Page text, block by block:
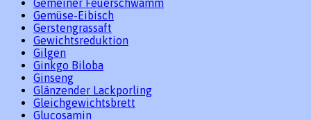
Gemeiner Feuerschwamm
Gemüse-Eibisch
Gerstengrassaft
Gewichtsreduktion
Gilgen
Ginkgo Biloba
Ginseng
Glänzender Lackporling
Gleichgewichtsbrett
Glucosamin